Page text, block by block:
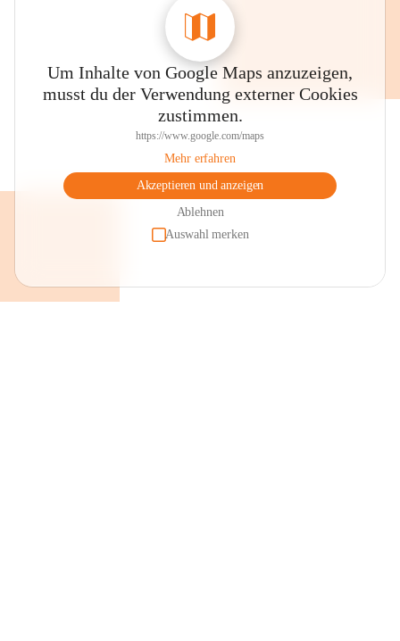
Um Inhalte von Google Maps anzuzeigen,
musst du der Verwendung externer Cookies
zustimmen.
https://www.google.com/maps
Mehr erfahren
Akzeptieren und anzeigen
Ablehnen
Auswahl merken